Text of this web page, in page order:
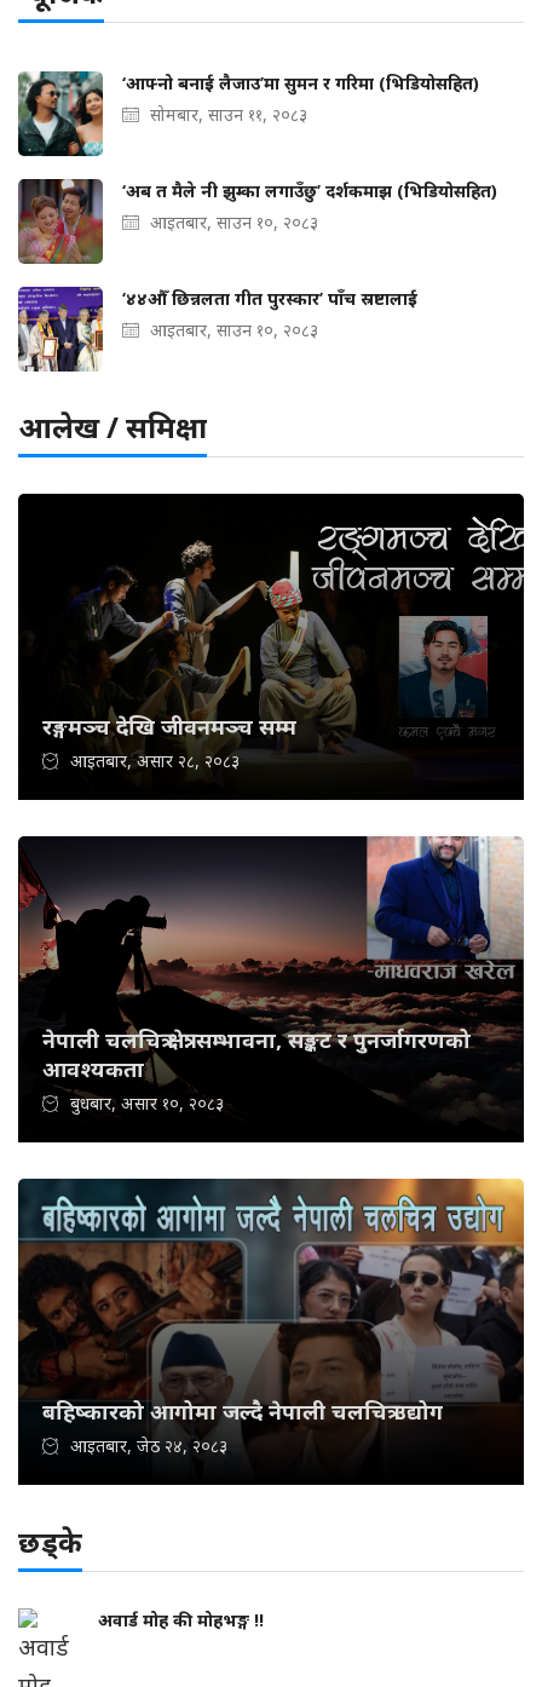
‘आफ्नो बनाई लैजाउ’मा सुमन र गरिमा (भिडियोसहित)
सोमबार, साउन ११, २०८३
‘अब त मैले नी झुम्का लगाउँछु’ दर्शकमाझ (भिडियोसहित)
आइतबार, साउन १०, २०८३
‘४४औँ छिन्नलता गीत पुरस्कार’ पाँच स्रष्टालाई
आइतबार, साउन १०, २०८३
आलेख / समिक्षा
रङ्गमञ्च देखि जीवनमञ्च सम्म
आइतबार, असार २८, २०८३
नेपाली चलचित्र क्षेत्र: सम्भावना, सङ्कट र पुनर्जागरणको
आवश्यकता
बुधबार, असार १०, २०८३
बहिष्कारको आगोमा जल्दै नेपाली चलचित्र उद्योग
आइतबार, जेठ २४, २०८३
छड्के
अवार्ड मोह की मोहभङ्ग !!